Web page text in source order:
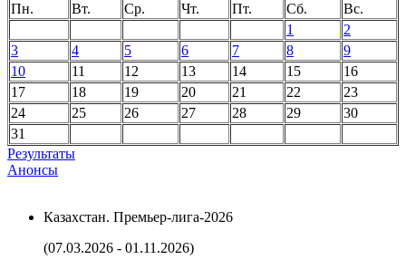
Пн. Вт. Ср. Чт. Пт. Сб.
Вс.
1
2
3
4 5 6 7 8
9
10
11 12 13 14 15
16
17
18 19 20 21 22
23
24
25 26 27 28 29
30
31
Результаты
Анонсы
Казахстан. Премьер-лига-2026
(07.03.2026 - 01.11.2026)